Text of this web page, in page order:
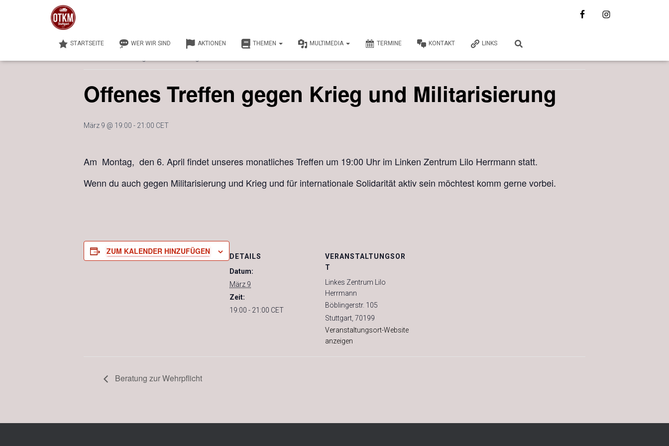
STARTSEITE WER WIR SIND AKTIONEN THEMEN MULTIMEDIA TERMINE KONTAKT LINKS
Offenes Treffen gegen Krieg und Militarisierung
März 9 @ 19:00 - 21:00 CET
Am Montag, den 6. April findet unseres monatliches Treffen um 19:00 Uhr im Linken Zentrum Lilo Herrmann statt.
Wenn du auch gegen Militarisierung und Krieg und für internationale Solidarität aktiv sein möchtest komm gerne vorbei.
ZUM KALENDER HINZUFÜGEN
DETAILS
Datum:
März 9
Zeit:
19:00 - 21:00 CET
VERANSTALTUNGSOR
T
Linkes Zentrum Lilo
Herrmann
Böblingerstr. 105
Stuttgart 70199
Veranstaltungsort-Website
anzeigen
Beratung zur Wehrpflicht